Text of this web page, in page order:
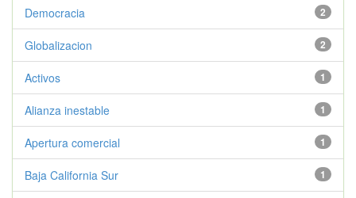
2
Democracia
2
Globalizacion
1
Activos
1
Alianza inestable
1
Apertura comercial
1
Baja California Sur